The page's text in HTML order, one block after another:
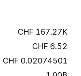
167.27K
6.52
0.02074501